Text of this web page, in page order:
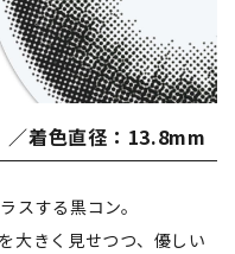
着色直径：13.8mm
スする黒コン。
大きく見せつつ、優しい